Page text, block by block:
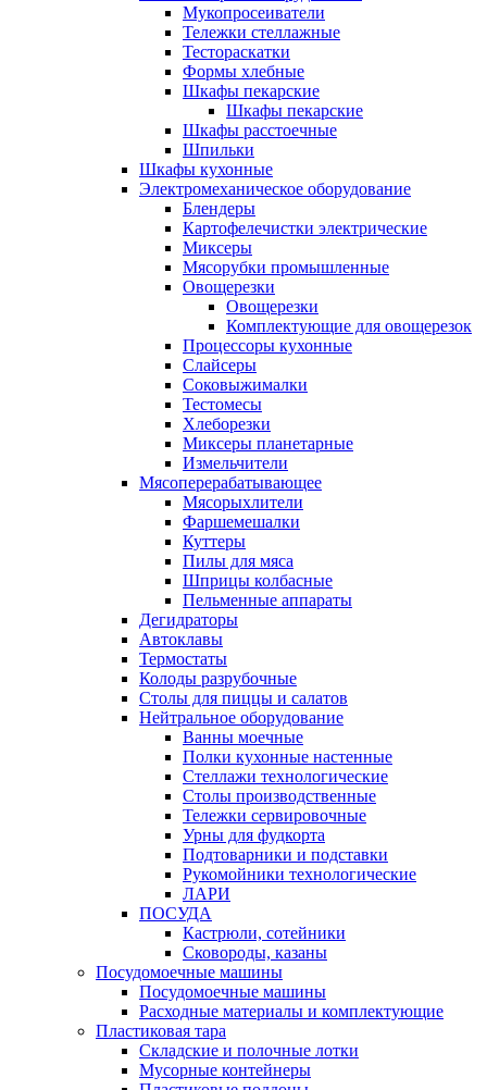
Мукопросеиватели
Тележки стеллажные
Тестораскатки
Формы хлебные
Шкафы пекарские
Шкафы пекарские
Шкафы расстоечные
Шпильки
Шкафы кухонные
Электромеханическое оборудование
Блендеры
Картофелечистки электрические
Миксеры
Мясорубки промышленные
Овощерезки
Овощерезки
Комплектующие для овощерезок
Процессоры кухонные
Слайсеры
Соковыжималки
Тестомесы
Хлеборезки
Миксеры планетарные
Измельчители
Мясоперерабатывающее
Мясорыхлители
Фаршемешалки
Куттеры
Пилы для мяса
Шприцы колбасные
Пельменные аппараты
Дегидраторы
Автоклавы
Термостаты
Колоды разрубочные
Столы для пиццы и салатов
Нейтральное оборудование
Ванны моечные
Полки кухонные настенные
Стеллажи технологические
Столы производственные
Тележки сервировочные
Урны для фудкорта
Подтоварники и подставки
Рукомойники технологические
ЛАРИ
ПОСУДА
Кастрюли, сотейники
Сковороды, казаны
Посудомоечные машины
Посудомоечные машины
Расходные материалы и комплектующие
Пластиковая тара
Складские и полочные лотки
Мусорные контейнеры